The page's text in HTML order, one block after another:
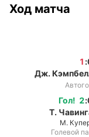
Ход матча
1 :
Дж.
Гол! 2:
Т.
М.
Голевой